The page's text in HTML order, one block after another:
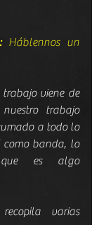
Háblennos un
viene de
trabajo
a todo lo
como banda, lo
es algo
recopila varias